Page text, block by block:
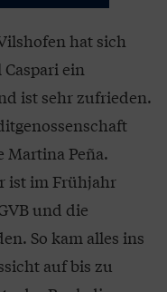
hat sich
ein
ist sehr zufrieden.
Martina Peña.
ist im Frühjahr
und die
So kam alles ins
auf bis zu